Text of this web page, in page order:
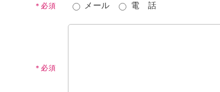
＊必須 メール 電 話
＊必須